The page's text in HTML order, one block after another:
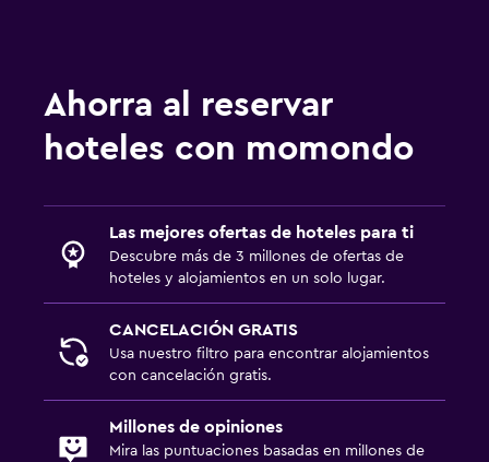
Ahorra al reservar
hoteles con momondo
Las mejores ofertas de hoteles para ti
Descubre más de 3 millones de ofertas de
hoteles y alojamientos en un solo lugar.
CANCELACIÓN GRATIS
Usa nuestro filtro para encontrar alojamientos
con cancelación gratis.
Millones de opiniones
Mira las puntuaciones basadas en millones de